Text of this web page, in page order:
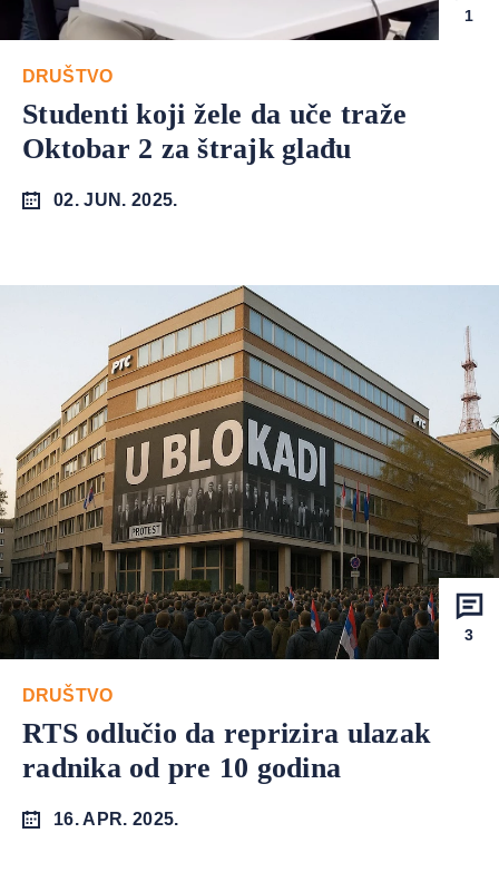
1
DRUŠTVO
Studenti koji žele da uče traže
Oktobar 2 za štrajk glađu
02. JUN. 2025.
3
DRUŠTVO
RTS odlučio da reprizira ulazak
radnika od pre 10 godina
16. APR. 2025.